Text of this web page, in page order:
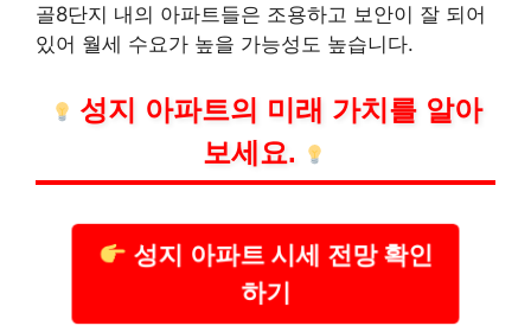
골8단지 내의 아파트들은 조용하고 보안이 잘 되어
있어 월세 수요가 높을 가능성도 높습니다.
성지 아파트의 미래 가치를 알아
보세요.
성지 아파트 시세 전망 확인
하기